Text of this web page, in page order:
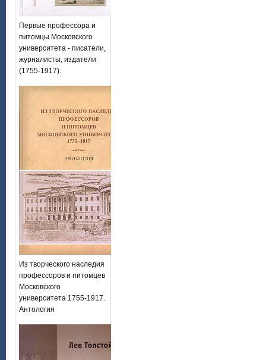
Первые профессора и
питомцы Московского
университета - писатели,
журналисты, издатели
(1755-1917).
Из творческого наследия
профессоров и питомцев
Московского
университета 1755-1917.
Антология